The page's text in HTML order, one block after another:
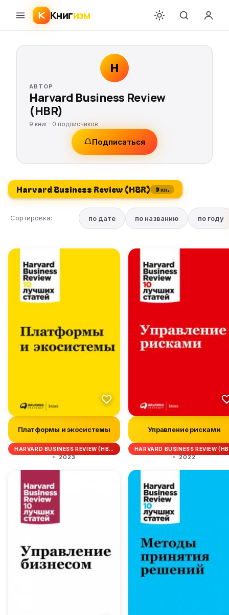
Книгизм
H
АВТОР
Harvard Business Review
(HBR)
9 книг · 0 подписчиков
Подписаться
Harvard Business Review (HBR) 9 кн.
Сортировка: по дате по названию по году
Платформы и экосистемы
HARVARD BUSINESS REVIEW (HB…
2023
Управление рисками
HARVARD BUSINESS REVIEW
2022